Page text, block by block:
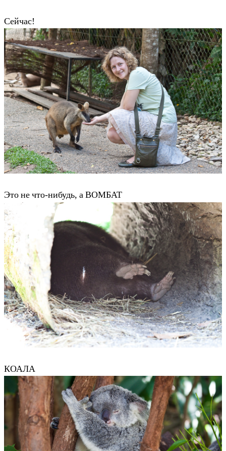
Сейчас!
Это не что-нибудь, а ВОМБАТ
КОАЛА